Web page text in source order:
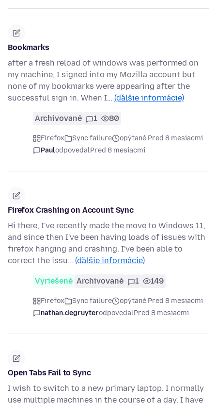
Bookmarks
after a fresh reload of windows was performed on
my machine, I signed into my Mozilla account but
none of my bookmarks were appearing after the
successful sign in. When I… (ďalšie informácie)
Archivované 1 80
Firefox Sync failure
opýtané Pred 8 mesiacmi
PaulodpovedalPred 8 mesiacmi
Firefox Crashing on Account Sync
Hi there, I've recently made the move to Windows 11,
and since then I've been having loads of issues with
firefox hanging and crashing. I've been able to
correct the issu… (ďalšie informácie)
Vyriešené Archivované 1 149
Firefox Sync failure
opýtané Pred 8 mesiacmi
nathan.degruyterodpovedalPred 8 mesiacmi
Open Tabs Fail to Sync
I wish to switch to a new primary laptop. I normally
use multiple machines in the course of a day. I have